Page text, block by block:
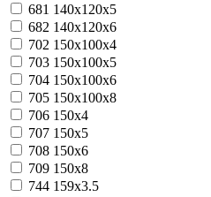
681 140х120х5
682 140х120х6
702 150x100x4
703 150x100x5
704 150x100x6
705 150x100x8
706 150x4
707 150x5
708 150x6
709 150x8
744 159х3.5